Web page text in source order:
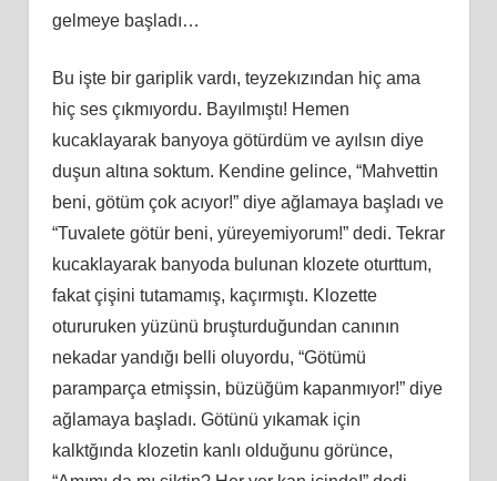
gelmeye başladı…
Bu işte bir gariplik vardı, teyzekızından hiç ama
hiç ses çıkmıyordu. Bayılmıştı! Hemen
kucaklayarak banyoya götürdüm ve ayılsın diye
duşun altına soktum. Kendine gelince, “Mahvettin
beni, götüm çok acıyor!” diye ağlamaya başladı ve
“Tuvalete götür beni, yüreyemiyorum!” dedi. Tekrar
kucaklayarak banyoda bulunan klozete oturttum,
fakat çişini tutamamış, kaçırmıştı. Klozette
otururuken yüzünü bruşturduğundan canının
nekadar yandığı belli oluyordu, “Götümü
paramparça etmişsin, büzüğüm kapanmıyor!” diye
ağlamaya başladı. Götünü yıkamak için
kalktğında klozetin kanlı olduğunu görünce,